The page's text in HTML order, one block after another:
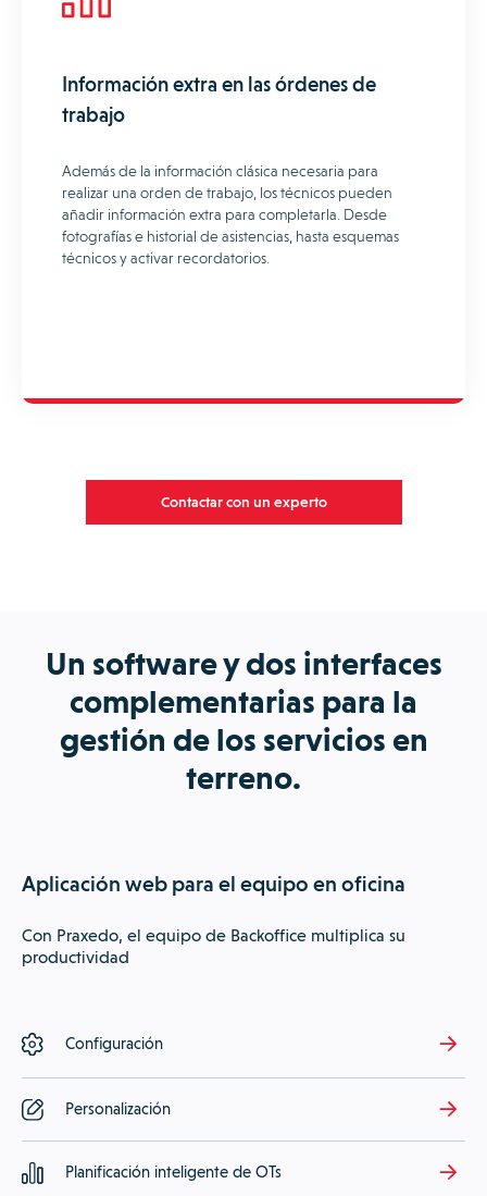
Información extra en las órdenes de
trabajo
Además de la información clásica necesaria para
realizar una orden de trabajo, los técnicos pueden
añadir información extra para completarla. Desde
fotografías e historial de asistencias, hasta esquemas
técnicos y activar recordatorios.
Contactar con un experto
Un software y dos interfaces
complementarias para la
gestión de los servicios en
terreno.
Aplicación web para el equipo en oficina
Con Praxedo, el equipo de Backoffice multiplica su
productividad
Configuración
Personalización
Planificación inteligente de OTs